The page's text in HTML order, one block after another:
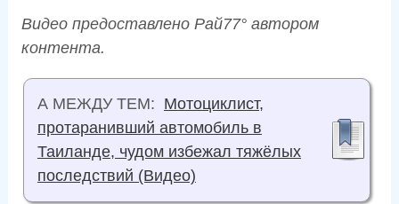
Видео предоставлено Рай77° автором
контента.
А МЕЖДУ ТЕМ: Мотоциклист,
протаранивший автомобиль в
Таиланде, чудом избежал тяжёлых
последствий (Видео)